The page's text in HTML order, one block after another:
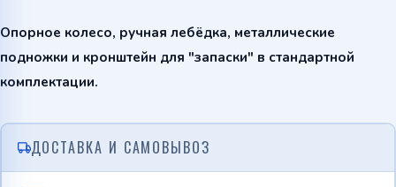
Опорное колесо, ручная лебёдка, металлические
подножки и кронштейн для "запаски" в стандартной
комплектации.
ДОСТАВКА И САМОВЫВОЗ